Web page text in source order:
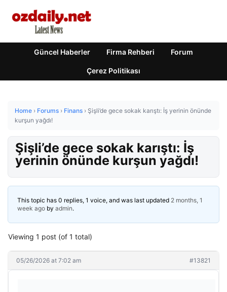
Güncel Haberler Firma Rehberi Forum
Çerez Politikası
Home › Forums › Finans › Şişli’de gece sokak karıştı: İş yerinin önünde
kurşun yağdı!
Şişli’de gece sokak karıştı: İş
yerinin önünde kurşun yağdı!
This topic has 0 replies, 1 voice, and was last updated 2 months, 1
week ago by admin.
Viewing 1 post (of 1 total)
05/26/2026 at 7:02 am #13821